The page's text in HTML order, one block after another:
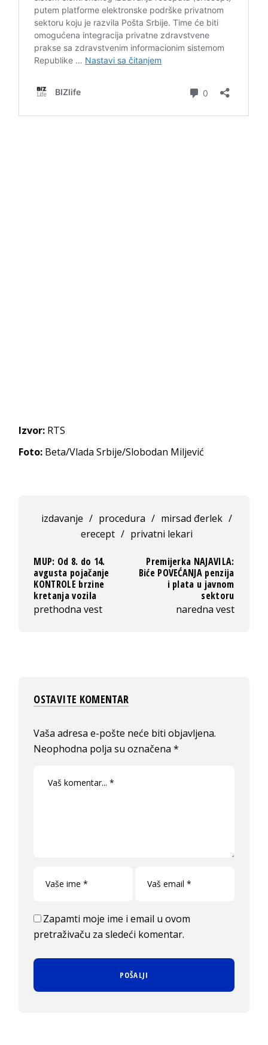
Izvor: RTS
Foto: Beta/Vlada Srbije/Slobodan Miljević
izdavanje / procedura / mirsad đerlek /
erecept / privatni lekari
MUP: Od 8. do 14.
avgusta pojačanje
KONTROLE brzine
kretanja vozila
prethodna vest
Premijerka NAJAVILA:
Biće POVEĆANJA penzija
i plata u javnom
sektoru
naredna vest
OSTAVITE KOMENTAR
Vaša adresa e-pošte neće biti objavljena.
Neophodna polja su označena*
Zapamti moje ime i email u ovom
pretraživaču za sledeći komentar.